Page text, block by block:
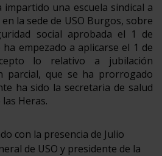
impartido una escuela sindical a
la sede de USO Burgos, sobre
social aprobada el 1 de
empezado a aplicarse el 1 de
lo relativo a jubilación
parcial, que se ha prorrogado
ha sido la secretaria de salud
Heras.
con la presencia de Julio
de USO y presidente de la